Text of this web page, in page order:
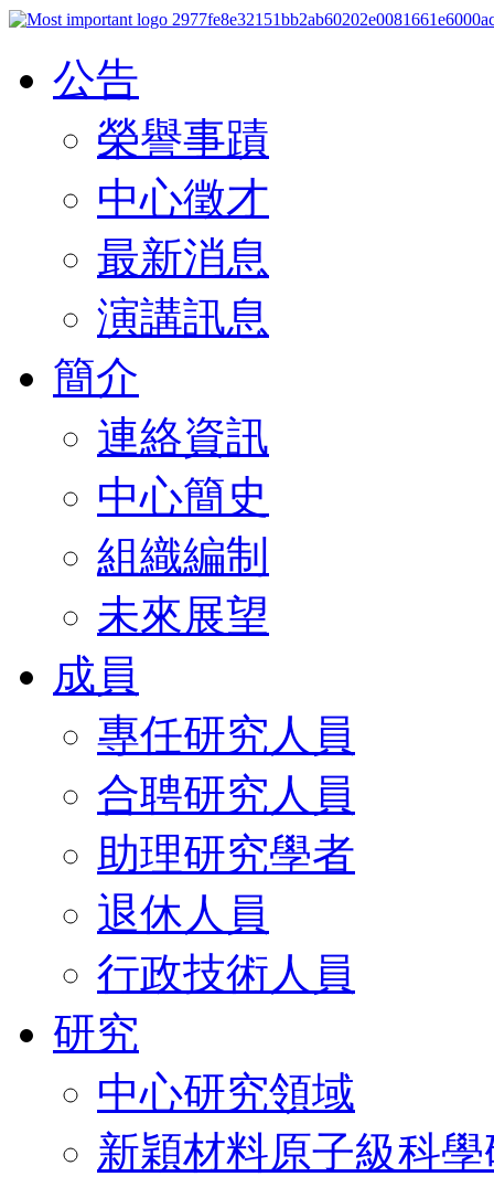
公告
榮譽事蹟
中心徵才
最新消息
演講訊息
簡介
連絡資訊
中心簡史
組織編制
未來展望
成員
專任研究人員
合聘研究人員
助理研究學者
退休人員
行政技術人員
研究
中心研究領域
新穎材料原子級科